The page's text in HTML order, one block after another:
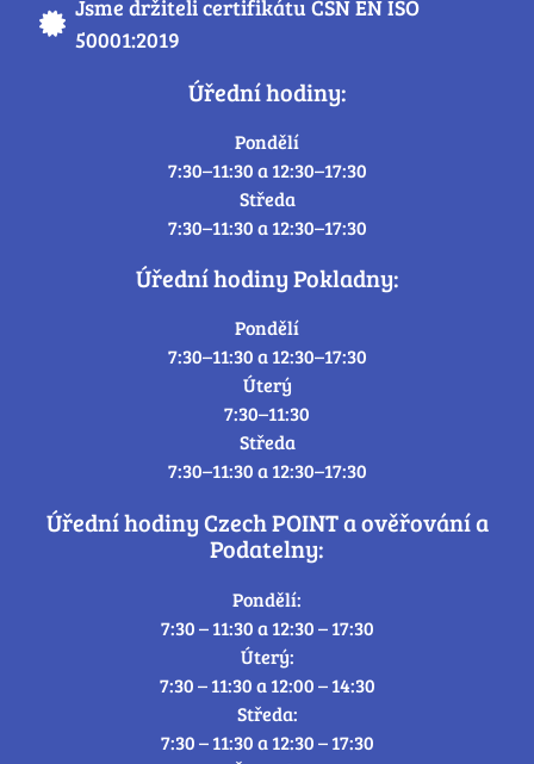
Jsme držiteli certifikátu ČSN EN ISO
50001:2019
Úřední hodiny:
Pondělí
7:30–11:30 a 12:30–17:30
Středa
7:30–11:30 a 12:30–17:30
Úřední hodiny Pokladny:
Pondělí
7:30–11:30 a 12:30–17:30
Úterý
7:30–11:30
Středa
7:30–11:30 a 12:30–17:30
Úřední hodiny Czech POINT a ověřování a
Podatelny:
Pondělí:
7:30 – 11:30 a 12:30 – 17:30
Úterý:
7:30 – 11:30 a 12:00 – 14:30
Středa:
7:30 – 11:30 a 12:30 – 17:30